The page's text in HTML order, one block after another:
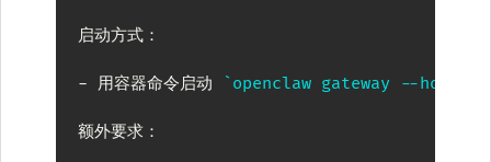
启动方式：
- 用容器命令启动 `openclaw gateway --host
额外要求：